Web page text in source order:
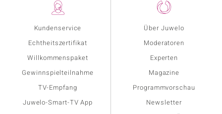
Kundenservice
Echtheitszertifikat
Willkommenspaket
Gewinnspielteilnahme
TV-Empfang
Juwelo-Smart-TV App
Über Juwelo
Moderatoren
Experten
Magazine
Programmvorschau
Newsletter